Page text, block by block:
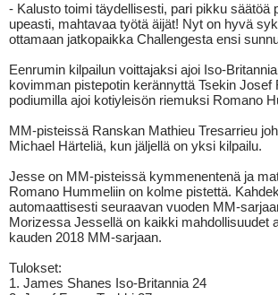
- Kalusto toimi täydellisesti, pari pikku säätöä
upeasti, mahtavaa työtä äijät! Nyt on hyvä
ottamaan jatkopaikka Challengesta ensi
Eenrumin kilpailun voittajaksi ajoi Iso-
kovimman pistepotin kerännyttä Tsekin Josef
podiumilla ajoi kotiyleisön riemuksi Romano
MM-pisteissä Ranskan Mathieu Tresarrieu
Michael Härteliä, kun jäljellä on yksi kilpailu.
Jesse on MM-pisteissä kymmenentenä ja
Romano Hummeliin on kolme pistettä.
automaattisesti seuraavan vuoden MM-
Morizessa Jessellä on kaikki mahdollisuudet
kauden 2018 MM-sarjaan.
Tulokset:
1. James Shanes Iso-Britannia 24